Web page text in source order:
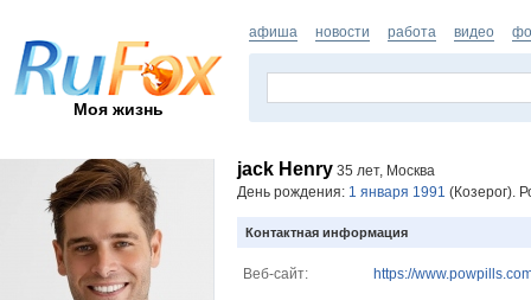
Моя жизнь
афиша новости работа видео
jack Henry 35 лет, Москва
День рождения: 1 января 1991 (Козерог).
Контактная информация
Веб-сайт: https://